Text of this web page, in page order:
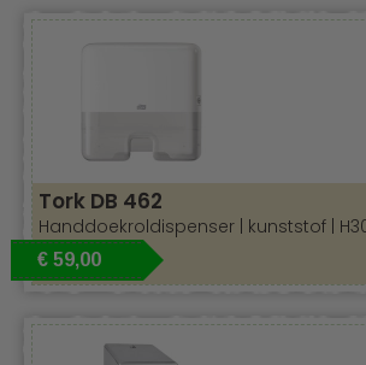
Tork DB 462
Handdoekroldispenser | kunststof |
€ 59,00